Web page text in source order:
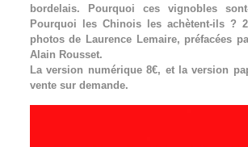
bordelais. Pourquoi ces vignobles
Pourquoi les Chinois les achètent-ils ?
photos de Laurence Lemaire, préfacées
Alain Rousset.
La version numérique 8€, et la version
vente sur demande.